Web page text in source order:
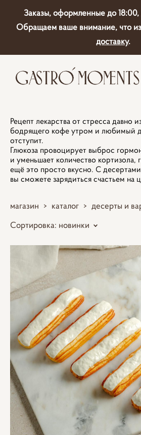
Заказы, оформленные до 18:00,
Обращаем ваше внимание, что
доставку.
Рецепт лекарства от стресса давно
бодрящего кофе утром и любимый
отступит.
Глюкоза провоцирует выброс
и уменьшает количество кортизола,
ещё это просто вкусно. С
вы сможете зарядиться счастьем на
магазин > каталог > десерты и
Сортировка: новинки